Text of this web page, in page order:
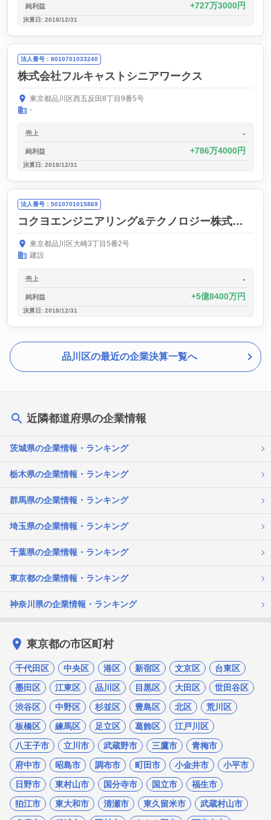
純利益 727万3000円
決算日: 2018/12/31
法人番号：8010701033240
株式会社フルキャストシニアワークス
東京都品川区西五反田8丁目9番5号
-
売上 -
純利益 786万4000円
決算日: 2018/12/31
法人番号：5010701015869
コクヨエンジニアリング&テクノロジー株式会社
東京都品川区大崎3丁目5番2号
建設
売上 -
純利益 5億8400万円
決算日: 2018/12/31
品川区の最近の企業決算一覧へ
近隣都道府県の企業情報
茨城県の企業情報・ランキング
栃木県の企業情報・ランキング
群馬県の企業情報・ランキング
埼玉県の企業情報・ランキング
千葉県の企業情報・ランキング
東京都の企業情報・ランキング
神奈川県の企業情報・ランキング
東京都の市区町村
千代田区 中央区 港区 新宿区 文京区
台東区
墨田区
江東区 品川区 目黒区 大田区
世田谷区
渋谷区
中野区 杉並区 豊島区 北区
荒川区
板橋区
練馬区 足立区 葛飾区
江戸川区
八王子市
立川市 武蔵野市 三鷹市
青梅市
府中市
昭島市 調布市 町田市 小金井市
小平市
日野市
東村山市 国分寺市 国立市
福生市
狛江市
東大和市 清瀬市 東久留米市
武蔵村山市